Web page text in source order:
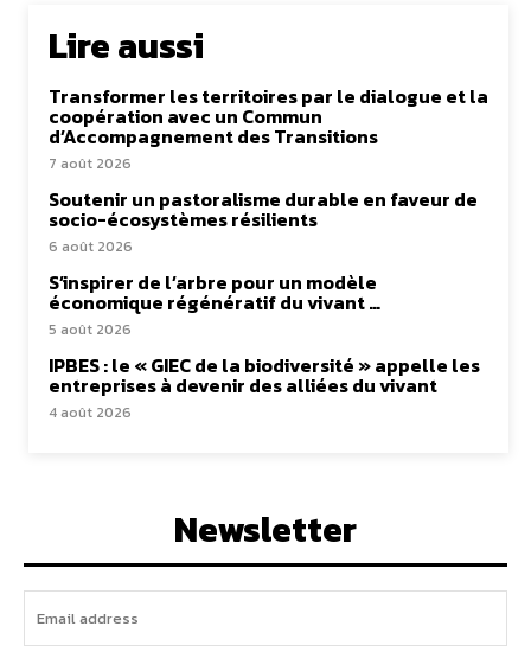
Lire aussi
Transformer les territoires par le dialogue et la
coopération avec un Commun
d’Accompagnement des Transitions
7 août 2026
Soutenir un pastoralisme durable en faveur de
socio-écosystèmes résilients
6 août 2026
S’inspirer de l’arbre pour un modèle
économique régénératif du vivant …
5 août 2026
IPBES : le « GIEC de la biodiversité » appelle les
entreprises à devenir des alliées du vivant
4 août 2026
Newsletter